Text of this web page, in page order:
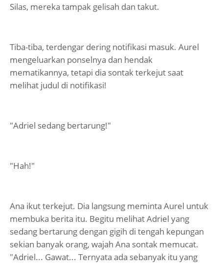
Silas, mereka tampak gelisah dan takut.
Tiba-tiba, terdengar dering notifikasi masuk. Aurel
mengeluarkan ponselnya dan hendak
mematikannya, tetapi dia sontak terkejut saat
melihat judul di notifikasi!
"Adriel sedang bertarung!"
"Hah!"
Ana ikut terkejut. Dia langsung meminta Aurel untuk
membuka berita itu. Begitu melihat Adriel yang
sedang bertarung dengan gigih di tengah kepungan
sekian banyak orang, wajah Ana sontak memucat.
"Adriel... Gawat... Ternyata ada sebanyak itu yang